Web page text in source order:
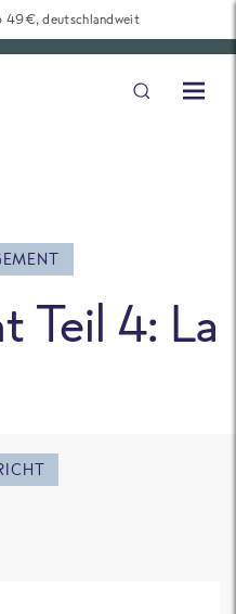
49€, deutschlandweit
Teil 4: La